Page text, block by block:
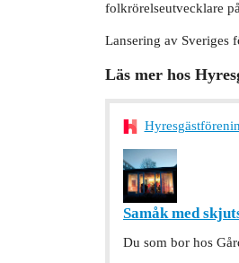
folkrörelseutvecklare
Lansering av Sveriges
Läs mer hos
Samåk med
Du som bor hos